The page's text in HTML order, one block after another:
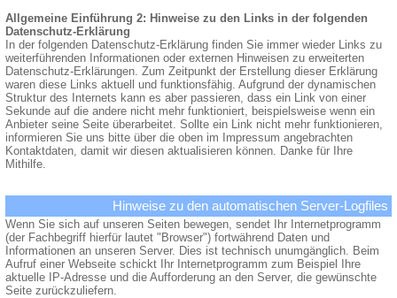
Allgemeine Einführung 2: Hinweise zu den Links in der folgenden
Datenschutz-Erklärung
In der folgenden Datenschutz-Erklärung finden Sie immer wieder Links zu
weiterführenden Informationen oder externen Hinweisen zu erweiterten
Datenschutz-Erklärungen. Zum Zeitpunkt der Erstellung dieser Erklärung
waren diese Links aktuell und funktionsfähig. Aufgrund der dynamischen
Struktur des Internets kann es aber passieren, dass ein Link von einer
Sekunde auf die andere nicht mehr funktioniert, beispielsweise wenn ein
Anbieter seine Seite überarbeitet. Sollte ein Link nicht mehr funktionieren,
informieren Sie uns bitte über die oben im Impressum angebrachten
Kontaktdaten, damit wir diesen aktualisieren können. Danke für Ihre
Mithilfe.
Hinweise zu den automatischen Server-Logfiles
Wenn Sie sich auf unseren Seiten bewegen, sendet Ihr Internetprogramm
(der Fachbegriff hierfür lautet "Browser") fortwährend Daten und
Informationen an unseren Server. Dies ist technisch unumgänglich. Beim
Aufruf einer Webseite schickt Ihr Internetprogramm zum Beispiel Ihre
aktuelle IP-Adresse und die Aufforderung an den Server, die gewünschte
Seite zurückzuliefern.